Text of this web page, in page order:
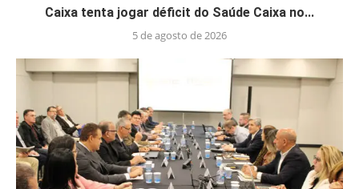
Caixa tenta jogar déficit do Saúde Caixa no...
5 de agosto de 2026